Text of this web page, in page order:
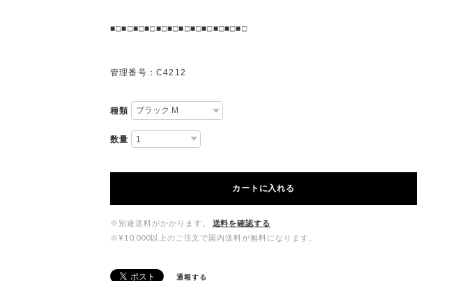
■□■□■□■□■□■□■□■□■□■□■□■□
管理番号：C4212
種類
数量
カートに入れる
※別途送料がかかります。
送料を確認する
※¥10,000以上のご注文で国内送料が無料になります。
通報する